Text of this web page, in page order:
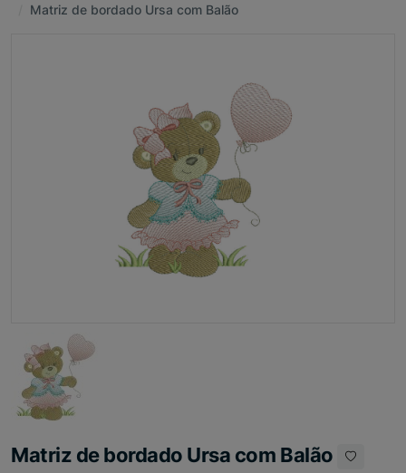
Matriz de bordado Ursa com Balão
Matriz de bordado Ursa com Balão